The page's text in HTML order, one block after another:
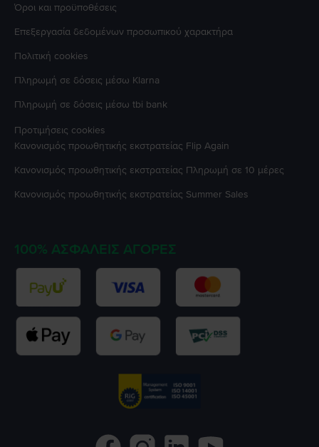
Όροι και προϋποθέσεις
Επεξεργασία δεδομένων προσωπικού χαρακτήρα
Πολιτική cookies
Πληρωμή σε δόσεις μέσω Klarna
Πληρωμή σε δόσεις μέσω tbi bank
Προτιμήσεις cookies
Κανονισμός προωθητικής εκστρατείας Flip Again
Κανονισμός προωθητικής εκστρατείας Πληρωμή σε 10 μέρες
Κανονισμός προωθητικής εκστρατείας Summer Sales
100% ΑΣΦΑΛΕΊΣ ΑΓΟΡΈΣ